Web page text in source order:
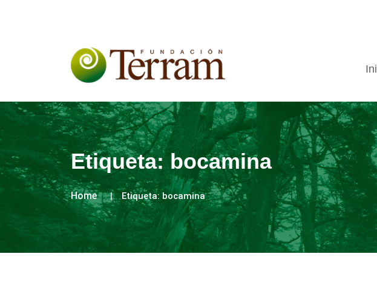
Etiqueta:bocamina
Home Etiqueta:bocamina